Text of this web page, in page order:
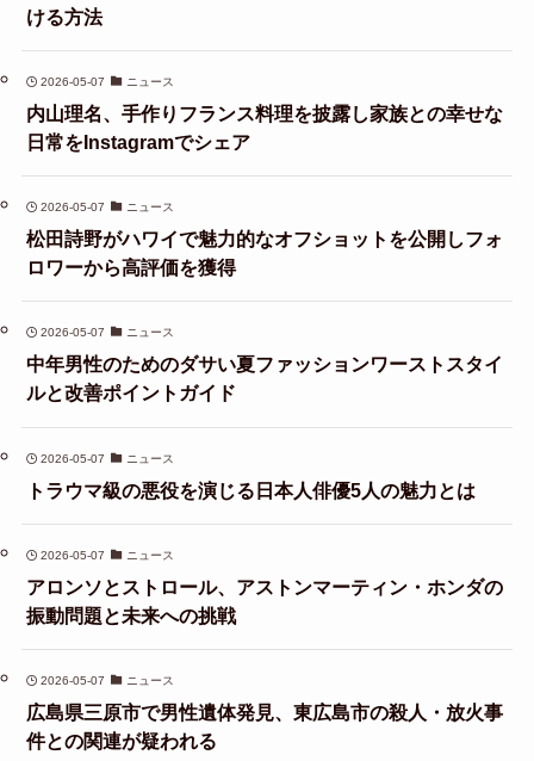
ける方法
2026-05-07 ニュース
内山理名、手作りフランス料理を披露し家族との幸せな
日常をInstagramでシェア
2026-05-07 ニュース
松田詩野がハワイで魅力的なオフショットを公開しフォ
ロワーから高評価を獲得
2026-05-07 ニュース
中年男性のためのダサい夏ファッションワーストスタイ
ルと改善ポイントガイド
2026-05-07 ニュース
トラウマ級の悪役を演じる日本人俳優5人の魅力とは
2026-05-07 ニュース
アロンソとストロール、アストンマーティン・ホンダの
振動問題と未来への挑戦
2026-05-07 ニュース
広島県三原市で男性遺体発見、東広島市の殺人・放火事
件との関連が疑われる